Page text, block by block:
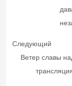
Следующий
Ветер славы